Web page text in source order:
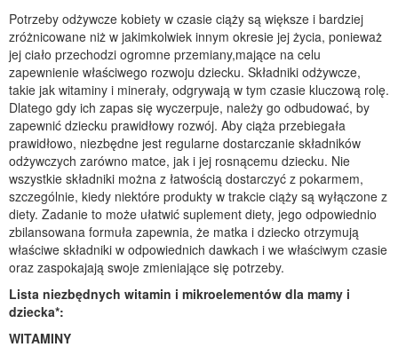
Potrzeby odżywcze kobiety w czasie ciąży są większe i bardziej
zróżnicowane niż w jakimkolwiek innym okresie jej życia, ponieważ
jej ciało przechodzi ogromne przemiany,mające na celu
zapewnienie właściwego rozwoju dziecku. Składniki odżywcze,
takie jak witaminy i minerały, odgrywają w tym czasie kluczową rolę.
Dlatego gdy ich zapas się wyczerpuje, należy go odbudować, by
zapewnić dziecku prawidłowy rozwój. Aby ciąża przebiegała
prawidłowo, niezbędne jest regularne dostarczanie składników
odżywczych zarówno matce, jak i jej rosnącemu dziecku. Nie
wszystkie składniki można z łatwością dostarczyć z pokarmem,
szczególnie, kiedy niektóre produkty w trakcie ciąży są wyłączone z
diety. Zadanie to może ułatwić suplement diety, jego odpowiednio
zbilansowana formuła zapewnia, że matka i dziecko otrzymują
właściwe składniki w odpowiednich dawkach i we właściwym czasie
oraz zaspokajają swoje zmieniające się potrzeby.
Lista niezbędnych witamin i mikroelementów dla mamy i
dziecka*:
WITAMINY